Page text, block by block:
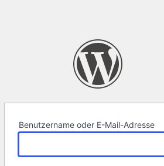
Benutzername oder E-Mail-Adresse